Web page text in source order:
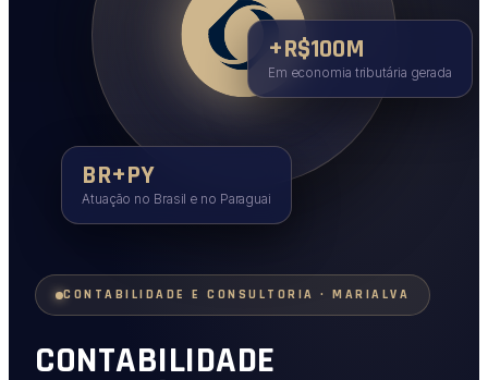
CONTABILIDADE E CONSULTORIA · MARIALVA
CONTABILIDADE
+R$100M
Em economia tributária gerada
BR+PY
Atuação no Brasil e no Paraguai